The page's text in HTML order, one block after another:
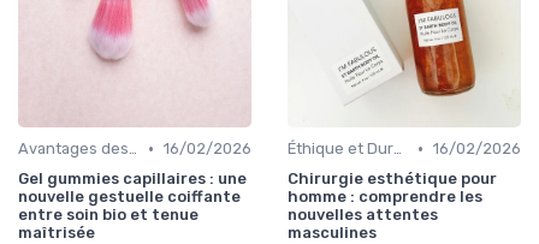
Avantages des Cosmétiques Bio • 16/02/2026
Gel gummies capillaires : une
nouvelle gestuelle coiffante
entre soin bio et tenue
maîtrisée
Éthique et Durabilité • 16/02/2026
Chirurgie esthétique pour
homme : comprendre les
nouvelles attentes
masculines